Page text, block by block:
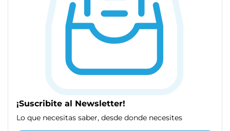
¡Suscribite al Newsletter!
Lo que necesitas saber, desde donde necesites